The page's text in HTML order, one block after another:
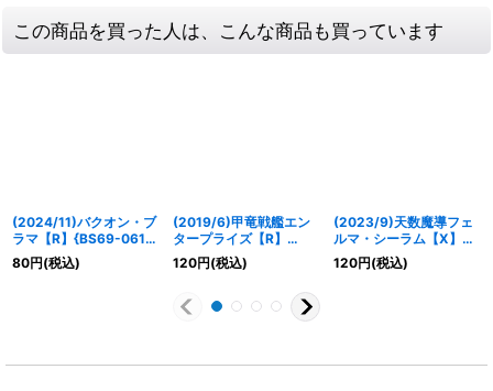
この商品を買った人は、こんな商品も買っています
(2024/11)バクオン・ブ
ラマ【R】{BS69-061}
《青》
80円(税込)
(2019/6)甲竜戦艦エン
タープライズ【R】
{BS49-RV006}《白》
120円(税込)
(2023/9)天数魔導フェ
ルマ・シーラム【X】
{BS63-X07}《黄》
120円(税込)